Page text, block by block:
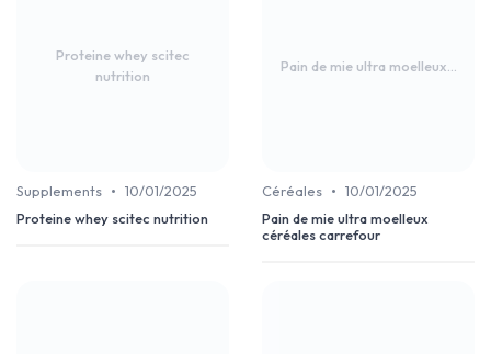
Proteine whey scitec
nutrition
Supplements • 10/01/2025
Proteine whey scitec nutrition
Pain de mie ultra moelleux...
Céréales • 10/01/2025
Pain de mie ultra moelleux
céréales carrefour